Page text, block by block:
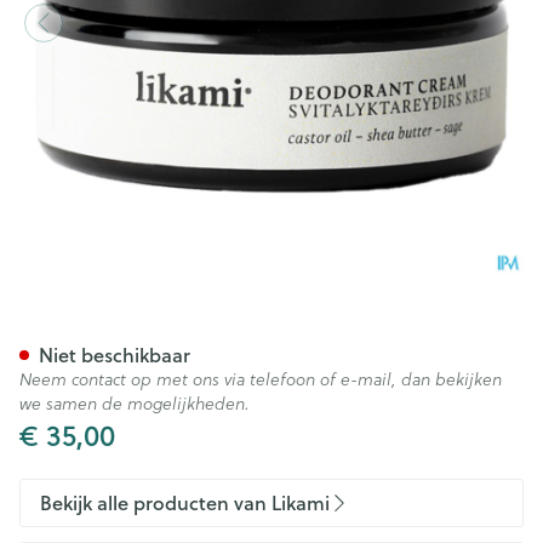
€ 35,00
Niet beschikbaar
Neem contact op met ons via telefoon of e-mail, dan bekijken
we samen de mogelijkheden.
Bekijk alle producten van Likami